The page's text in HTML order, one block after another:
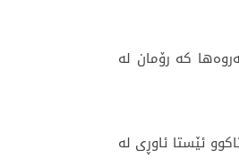
کە رۆمان لە
ئێستا ئاوڕی لە